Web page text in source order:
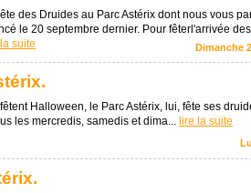
des Druides au Parc Astérix dont nous vous
le 20 septembre dernier. Pour fêterl'arrivée
suite Dimanche
Halloween, le Parc Astérix, lui, fête ses
les mercredis, samedis et dima... lire la suite